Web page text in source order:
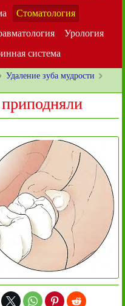
Стоматология
Урология
система
Удаление зуба мудрости